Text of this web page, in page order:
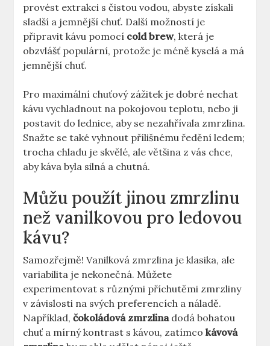
provést extrakci s čistou vodou, abyste získali
sladší a jemnější chuť. ‍Další možností je
připravit kávu pomocí cold brew, která je
obzvlášť populární, protože je méně kyselá a má
jemnější ⁢chuť.
Pro ⁤maximální chuťový zážitek je dobré nechat
kávu vychladnout na⁣ pokojovou teplotu, nebo ji
postavit do lednice, aby se nezahřívala⁣ zmrzlina.
Snažte se také⁤ vyhnout ​přílišnému ředění ledem;
trocha chladu je skvělé, ⁤ale většina z vás⁤ chce,
aby káva byla silná a chutná.
Můžu použít jinou zmrzlinu
než vanilkovou pro ledovou
kávu?
Samozřejmě! Vanilková zmrzlina ‌je klasika, ‍ale
variabilita je nekonečná. Můžete
experimentovat s různými příchutěmi zmrzliny
v závislosti na ⁢svých preferencích a náladě.
Například,čokoládová ⁤zmrzlinadodá bohatou
chuť a mírný kontrast s kávou, zatímco⁤kávová